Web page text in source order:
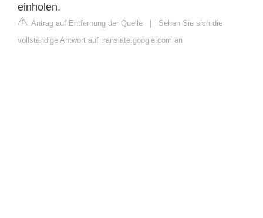
einholen.
Antrag auf Entfernung der Quelle | Sehen Sie sich die
vollständige Antwort auf translate.google.com an